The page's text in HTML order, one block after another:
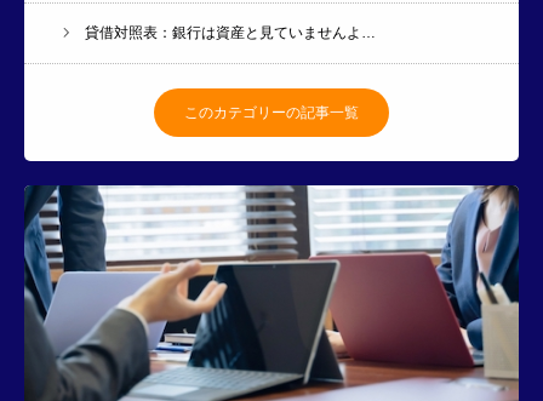
貸借対照表：銀行は資産と見ていませんよ…
このカテゴリーの記事一覧